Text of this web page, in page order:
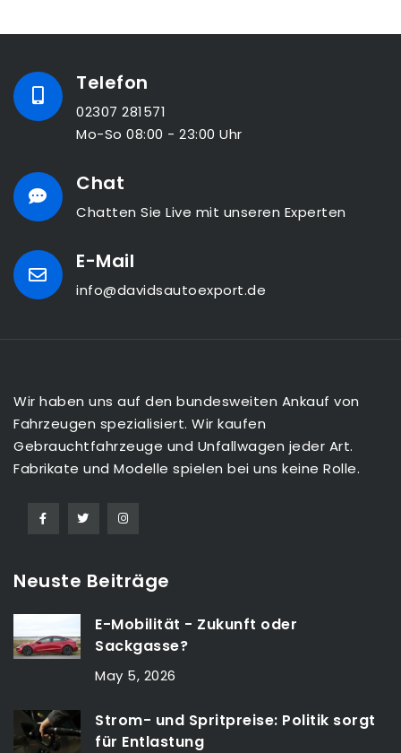
Telefon
02307 281571
Mo-So 08:00 - 23:00 Uhr
Chat
Chatten Sie Live mit unseren Experten
E-Mail
info@davidsautoexport.de
Wir haben uns auf den bundesweiten Ankauf von
Fahrzeugen spezialisiert. Wir kaufen
Gebrauchtfahrzeuge und Unfallwagen jeder Art.
Fabrikate und Modelle spielen bei uns keine Rolle.
Neuste Beiträge
E-Mobilität - Zukunft oder
Sackgasse?
May 5, 2026
Strom- und Spritpreise: Politik sorgt
für Entlastung